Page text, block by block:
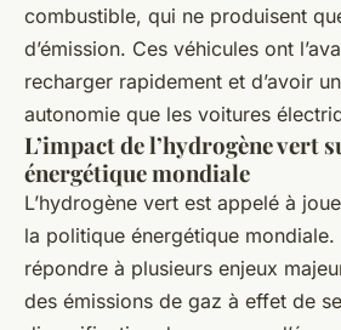
combustible, qui ne produisent
d’émission. Ces véhicules ont
recharger rapidement et d’avoir
autonomie que les voitures
L’impact de l’hydrogène vert
énergétique mondiale
L’hydrogène vert est appelé à
la politique énergétique
répondre à plusieurs enjeux
des émissions de gaz à effet de